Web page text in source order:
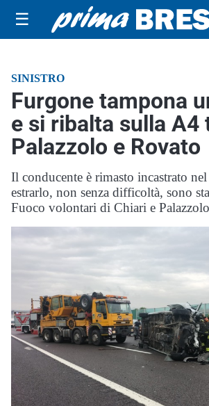
☰
SINISTRO
Furgone tampona
e si ribalta sulla A4
Palazzolo e Rovato
Il conducente è rimasto incastrato nel
estrarlo, non senza difficoltà, sono
Fuoco volontari di Chiari e Palazzolo